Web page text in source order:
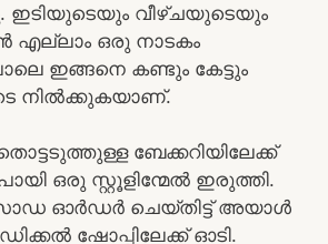
ഇടിയുടെയും വീഴ്ചയുടെയും
എല്ലാം ഒരു നാടകം
ഇങ്ങനെ കണ്ടും കേട്ടും
നിൽക്കുകയാണ്.
ബേക്കറിയിലേക്ക്
ഒരു സ്റ്റൂളിന്മേൽ ഇരുത്തി.
ഓർഡർ ചെയ്തിട്ട് അയാൾ
ഷോപ്പിലേക്ക് ഓടി.